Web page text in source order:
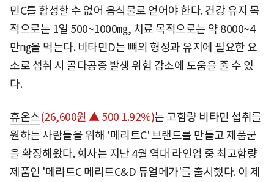
민C를 합성할 수 없어 음식물로 얻어야 한다. 건강 유지 목
적으로는 1일 500~1000㎎, 치료 목적으로는 약 8000~4
만㎎을 먹는다. 비타민D는 뼈의 형성과 유지에 필요한 요
소로 섭취 시 골다공증 발생 위험 감소에 도움을 줄 수 있
다.
휴온스(26,600원 ▲ 500 1.92%)는 고함량 비타민 섭취를
원하는 사람들을 위해 '메리트C' 브랜드를 만들고 제품군
을 확장해왔다. 회사는 지난 4월 역대 라인업 중 최고함량
제품인 '메리트C 메리트C&D 듀얼메가'를 출시했다. 이 제